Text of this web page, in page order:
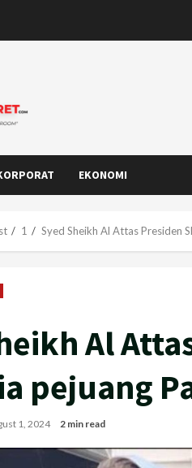
EKONOMI
1 Syed Sheikh Al Attas Presiden
Al
pejuang
1, 2024 2 min read